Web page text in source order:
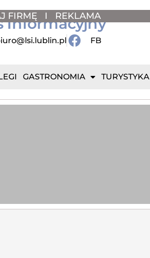
FIRMĘ I REKLAMA
Informacyjny
FB
GASTRONOMIA TURYSTYKA